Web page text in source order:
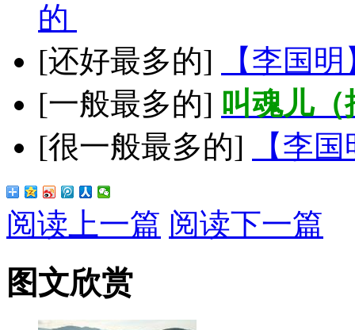
的
[还好最多的]
【李国
[一般最多的] 叫魂儿
[很一般最多的]
【李
阅读上一篇 阅读下一篇
图文欣赏